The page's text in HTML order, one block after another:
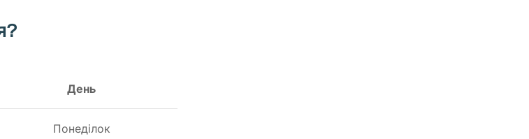
День
Понеділок